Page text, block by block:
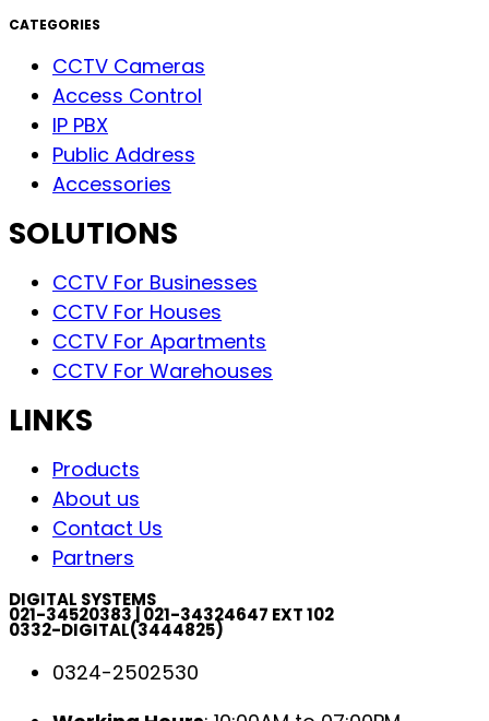
CATEGORIES
CCTV Cameras
Access Control
IP PBX
Public Address
Accessories
SOLUTIONS
CCTV For Businesses
CCTV For Houses
CCTV For Apartments
CCTV For Warehouses
LINKS
Products
About us
Contact Us
Partners
DIGITAL SYSTEMS
021-34520383 | 021-34324647 EXT 102
0332-DIGITAL(3444825)
0324-2502530